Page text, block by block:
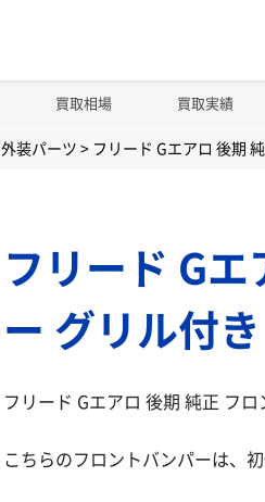
買取相場 買取実績
外装パーツ > フリード Gエアロ 後期
フリード G
ー グリル付き
フリード Gエアロ 後期 純正 フ
こちらのフロントバンパーは、